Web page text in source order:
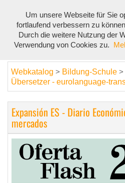
Webkatalog > Bildung-Schule >
Übersetzer - eurolanguage-
Expansión ES - Diario
mercados
Um unsere Webseite für Sie
fortlaufend verbessern zu
Durch die weitere Nutzung der
Verwendung von Cookies zu.